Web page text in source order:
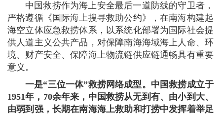
中国救捞作为海上安全最后一道防线的守卫者，
严格遵循《国际海上搜寻救助公约》，在南海构建起
海空立体应急救捞体系，以系统化部署为国际社会提
供人道主义公共产品，对保障南海海域海上人命、环
境、财产安全、保障海上物流链供应链通畅具有重要
意义。
一是“三位一体”救捞网络成型。 中国救捞成立于
1951年， 70余年来，中国救捞从无到有、由小到大、
由弱到强，长期在南海海上救助和打捞中发挥着举足